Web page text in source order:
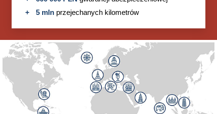
5 mln przejechanych kilometrów